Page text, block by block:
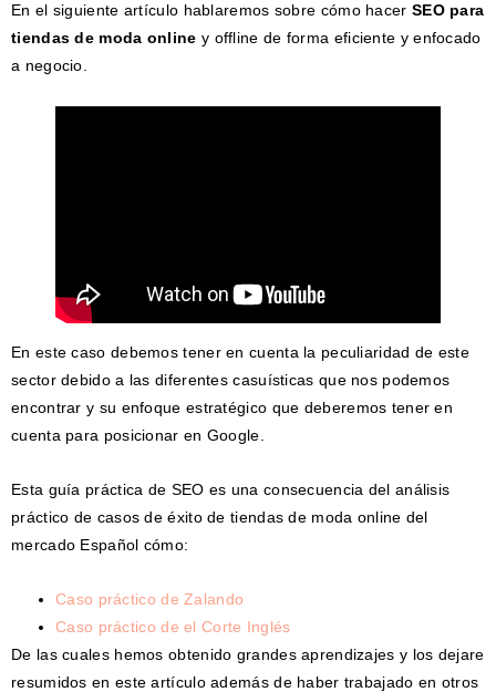
En el siguiente artículo hablaremos sobre cómo hacer SEO para
tiendas de moda online y offline de forma eficiente y enfocado
a negocio.
En este caso debemos tener en cuenta la peculiaridad de este
sector debido a las diferentes casuísticas que nos podemos
encontrar y su enfoque estratégico que deberemos tener en
cuenta para posicionar en Google.
Esta guía práctica de SEO es una consecuencia del análisis
práctico de casos de éxito de tiendas de moda online del
mercado Español cómo:
Caso práctico de Zalando
Caso práctico de el Corte Inglés
De las cuales hemos obtenido grandes aprendizajes y los dejare
resumidos en este artículo además de haber trabajado en otros